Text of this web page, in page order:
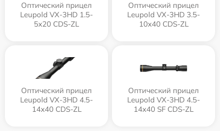
Оптический прицел
Leupold VX-3HD 1.5-
5x20 CDS-ZL
Оптический прицел
Leupold VX-3HD 3.5-
10x40 CDS-ZL
Оптический прицел
Leupold VX-3HD 4.5-
14x40 CDS-ZL
Оптический прицел
Leupold VX-3HD 4.5-
14x40 SF CDS-ZL